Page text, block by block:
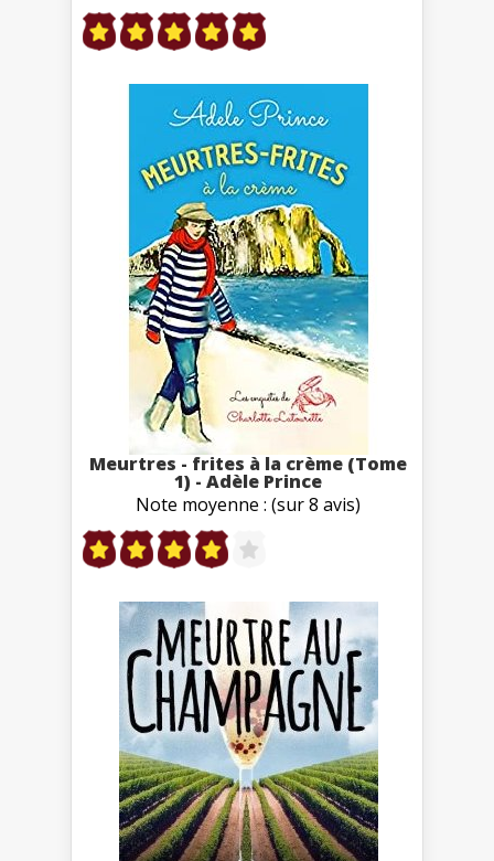
Meurtres - frites à la crème (Tome
1) - Adèle Prince
Note moyenne : (sur 8 avis)